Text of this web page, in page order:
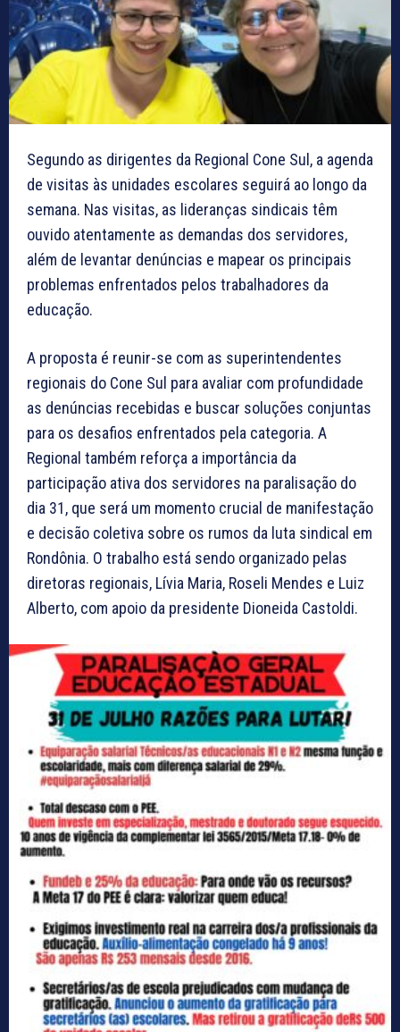
Segundo as dirigentes da Regional Cone Sul, a agenda
de visitas às unidades escolares seguirá ao longo da
semana. Nas visitas, as lideranças sindicais têm
ouvido atentamente as demandas dos servidores,
além de levantar denúncias e mapear os principais
problemas enfrentados pelos trabalhadores da
educação.
A proposta é reunir-se com as superintendentes
regionais do Cone Sul para avaliar com profundidade
as denúncias recebidas e buscar soluções conjuntas
para os desafios enfrentados pela categoria. A
Regional também reforça a importância da
participação ativa dos servidores na paralisação do
dia 31, que será um momento crucial de manifestação
e decisão coletiva sobre os rumos da luta sindical em
Rondônia. O trabalho está sendo organizado pelas
diretoras regionais, Lívia Maria, Roseli Mendes e Luiz
Alberto, com apoio da presidente Dioneida Castoldi.